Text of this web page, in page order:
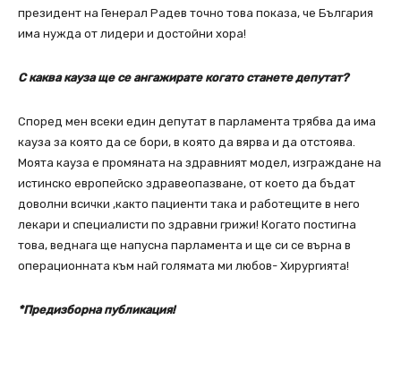
президент на Генерал Радев точно това показа, че България
има нужда от лидери и достойни хора!
С каква кауза ще се ангажирате когато станете депутат?
Според мен всеки един депутат в парламента трябва да има
кауза за която да се бори, в която да вярва и да отстоява.
Моята кауза е промяната на здравният модел, изграждане на
истинско европейско здравеопазване, от което да бъдат
доволни всички ,както пациенти така и работещите в него
лекари и специалисти по здравни грижи! Когато постигна
това, веднага ще напусна парламента и ще си се върна в
операционната към най голямата ми любов- Хирургията!
*Предизборна публикация!